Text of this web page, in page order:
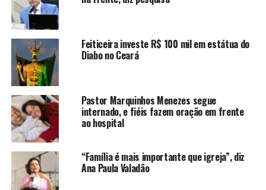
Feiticeira investe R$ 100 mil em estátua do
Diabo no Ceará
Pastor Marquinhos Menezes segue
internado, e fiéis fazem oração em frente
ao hospital
“Família é mais importante que igreja”, diz
Ana Paula Valadão